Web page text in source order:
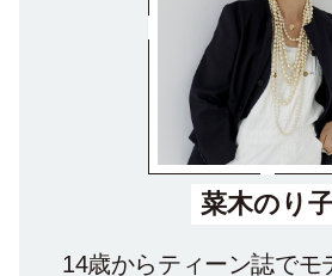
菜木のり
14歳からティーン誌でモ